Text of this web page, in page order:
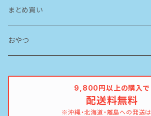
ソリッドゴールド
ブリスミックス
ルシャット
ソリッドゴールド
まとめ買い
ドッグフード
おやつ
9,800円以上の購入で
配送料無料
※沖縄・北海道・離島への発送は